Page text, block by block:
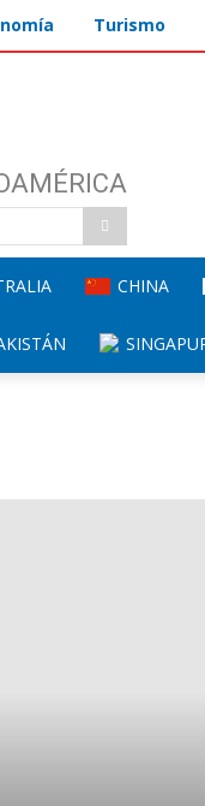
Turismo
CHINA